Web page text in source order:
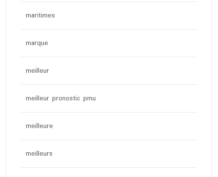
maritimes
marque
meilleur
meilleur pronostic pmu
meilleure
meilleurs